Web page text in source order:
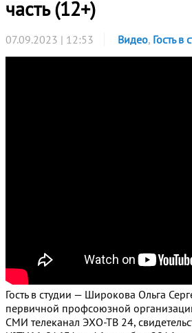
часть (12+)
07.09.2023 | 12:53 Видео, Гость в
Гость в студии — Широкова Ольга
первичной профсоюзной
СМИ телеканал ЭХО-ТВ 24,